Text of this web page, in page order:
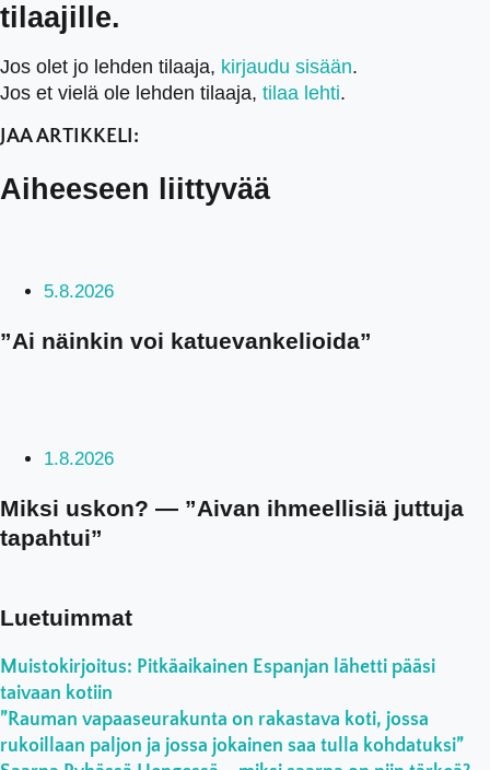
tilaajille.
Jos olet jo lehden tilaaja, kirjaudu sisään.
Jos et vielä ole lehden tilaaja, tilaa lehti.
JAA ARTIKKELI:
Aiheeseen liittyvää
5.8.2026
”Ai näinkin voi katuevankelioida”
1.8.2026
Miksi uskon? — ”Aivan ihmeellisiä juttuja
tapahtui”
Luetuimmat
Muistokirjoitus: Pitkäaikainen Espanjan lähetti pääsi
taivaan kotiin
”Rauman vapaaseurakunta on rakastava koti, jossa
rukoillaan paljon ja jossa jokainen saa tulla kohdatuksi”